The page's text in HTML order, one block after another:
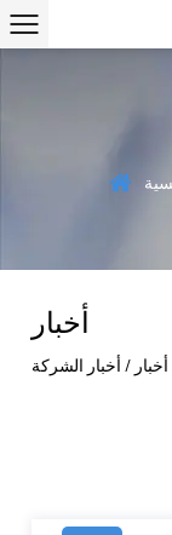
أخبار
أخبار / أخبار الشركة